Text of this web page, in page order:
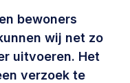
begroting en omzet >
en communicatie >
bewoners
wij net zo
uitvoeren. Het
verzoek te